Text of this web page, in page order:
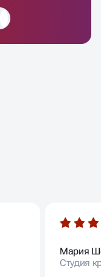
Мария
Студия